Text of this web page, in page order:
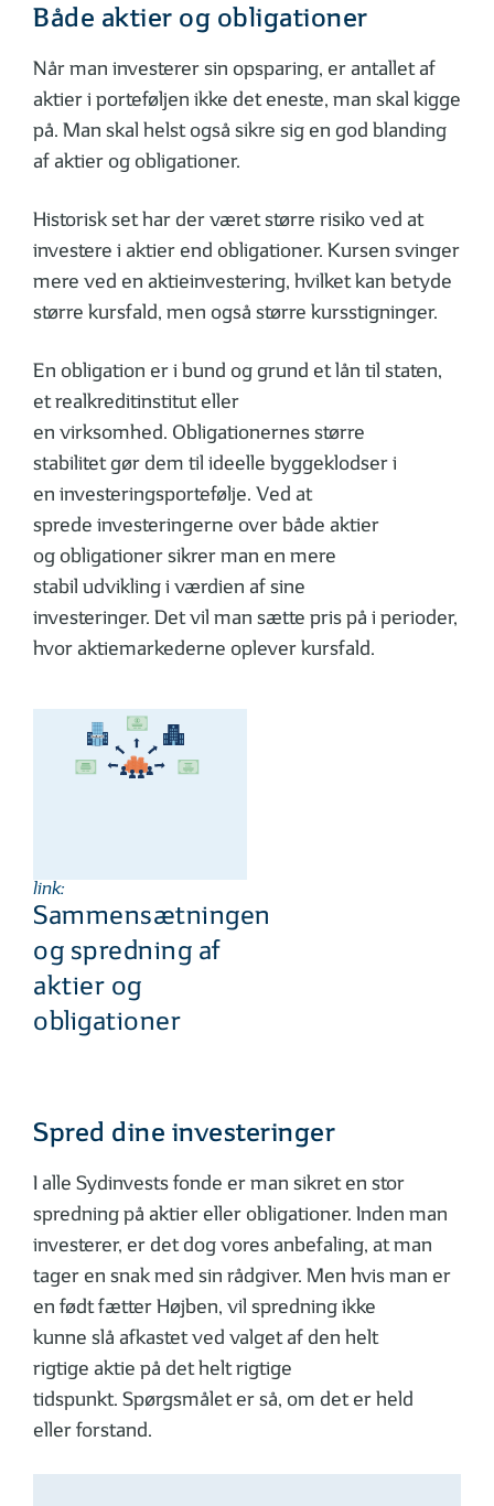
Både aktier og obligationer
Når man investerer sin opsparing, er antallet af
aktier i porteføljen ikke det eneste, man skal kigge
på. Man skal helst også sikre sig en god blanding
af aktier og obligationer.
Historisk set har der været større risiko ved at
investere i aktier end obligationer. Kursen svinger
mere ved en aktieinvestering, hvilket kan betyde
større kursfald, men også større kursstigninger.
En obligation er i bund og grund et lån til staten,
et realkreditinstitut eller
en virksomhed. Obligationernes større
stabilitet gør dem til ideelle byggeklodser i
en investeringsportefølje. Ved at
sprede investeringerne over både aktier
og obligationer sikrer man en mere
stabil udvikling i værdien af sine
investeringer. Det vil man sætte pris på i perioder,
hvor aktiemarkederne oplever kursfald.
link:
Sammensætningen
og spredning af
aktier og
obligationer
Spred dine investeringer
I alle Sydinvests fonde er man sikret en stor
spredning på aktier eller obligationer. Inden man
investerer, er det dog vores anbefaling, at man
tager en snak med sin rådgiver. Men hvis man er
en født fætter Højben, vil spredning ikke
kunne slå afkastet ved valget af den helt
rigtige aktie på det helt rigtige
tidspunkt. Spørgsmålet er så, om det er held
eller forstand.